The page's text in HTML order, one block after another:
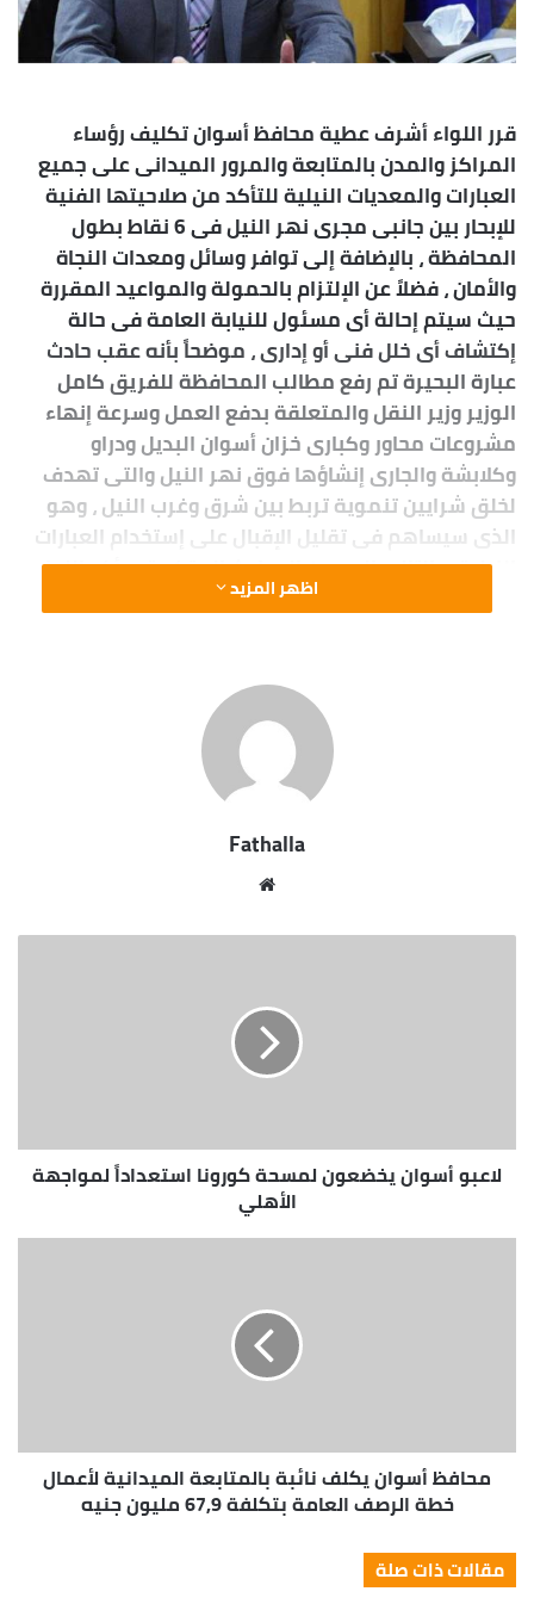
قرر اللواء أشرف عطية محافظ أسوان تكليف رؤساء
المراكز والمدن بالمتابعة والمرور الميدانى على جميع
العبارات والمعديات النيلية للتأكد من صلاحيتها الفنية
للإبحار بين جانبى مجرى نهر النيل فى 6 نقاط بطول
المحافظة ، بالإضافة إلى توافر وسائل ومعدات النجاة
والأمان ، فضلاً عن الإلتزام بالحمولة والمواعيد المقررة
حيث سيتم إحالة أى مسئول للنيابة العامة فى حالة
إكتشاف أى خلل فنى أو إدارى ، موضحاً بأنه عقب حادث
عبارة البحيرة تم رفع مطالب المحافظة للفريق كامل
الوزير وزير النقل والمتعلقة بدفع العمل وسرعة إنهاء
مشروعات محاور وكبارى خزان أسوان البديل ودراو
وكلابشة والجارى إنشاؤها فوق نهر النيل والتى تهدف
لخلق شرايين تنموية تربط بين شرق وغرب النيل ، وهو
الذى سيساهم فى تقليل الإقبال على إستخدام العبارات
النيلية وبالتالى الحد من الحوادث المتكررة ، وأكد اللواء
أشرف عطية بأن ذلك الإجراء يأتى فى إطار حرص
لنقل المواطنين والمركبات بين شطرى النيل بشكل آمن
تماماً ، وهو الذى يتوازى مع تشديد الرقابة من هيئة
النقل النهرى على اللنشات الأهلية العشوائية ، لافتاً إلى
بين جانبى النيل ، والجدير بالذكر بأن محافظ أسوان قد
لإصلاح العبارتين النيلية المخصصتين لعبور أهالى القرية
العبارتين النيلية حيث أعطى المحافظ توجيهاته الفورية
لرئيس الوحدة المحلية بإصلاح العبارتين ، وقد تم على
الفور إستدعاء طاقم الصيانة والذى أنهى أعمال الإصلاح
اظهر المزيد
Fathalla
لاعبو أسوان يخضعون لمسحة كورونا استعداداً لمواجهة
الأهلي
محافظ أسوان يكلف نائبة بالمتابعة الميدانية لأعمال
خطة الرصف العامة بتكلفة 67,9 مليون جنيه
مقالات ذات صلة